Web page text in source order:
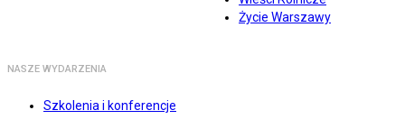
Życie Warszawy
NASZE WYDARZENIA
Szkolenia i konferencje